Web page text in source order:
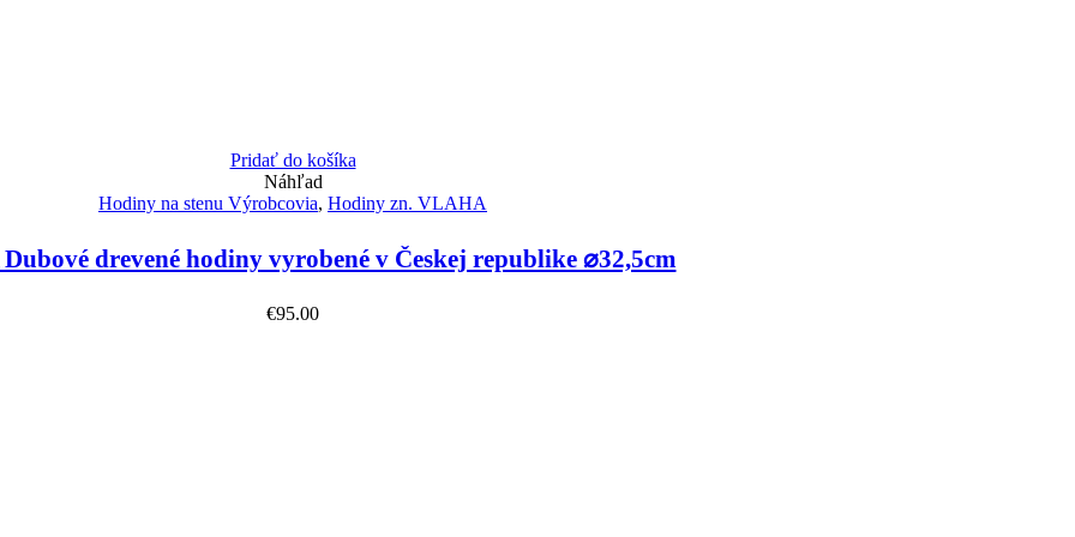
Pridať do košíka
Náhľad
Hodiny na stenu Výrobcovia, Hodiny zn. VLAHA
drevené hodiny vyrobené v Českej republike ⌀32,5cm
€95.00